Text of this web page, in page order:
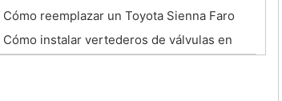
puerta Botón
Cómo reemplazar un Toyota Sienna Faro
2001
Cómo instalar vertederos de válvulas en
Hidráulica